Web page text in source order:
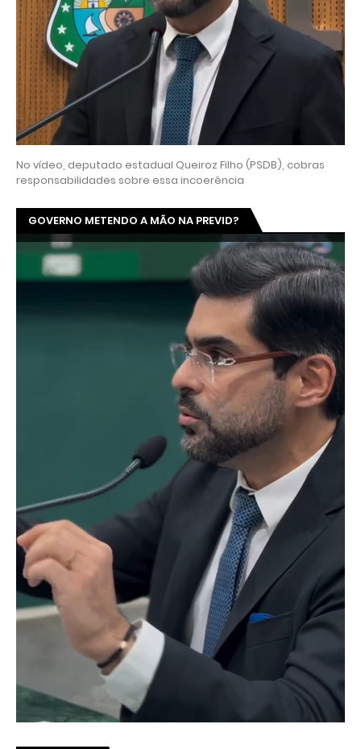
No vídeo, deputado estadual Queiroz Filho (PSDB), cobras
responsabilidades sobre essa incoerência
GOVERNO METENDO A MÃO NA PREVID?